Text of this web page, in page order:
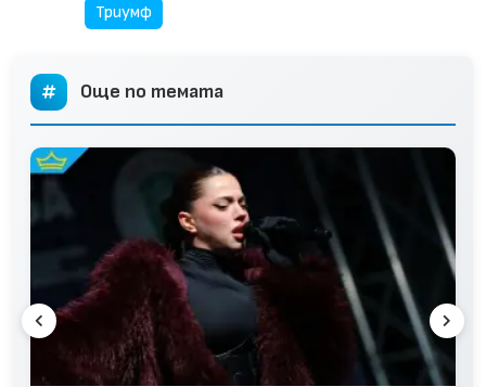
Триумф
Още по темата